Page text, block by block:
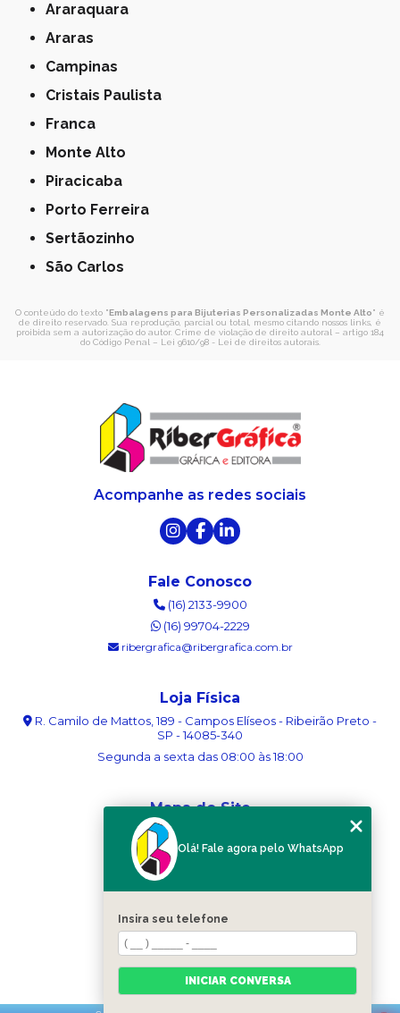
Araraquara
Araras
Campinas
Cristais Paulista
Franca
Monte Alto
Piracicaba
Porto Ferreira
Sertãozinho
São Carlos
O conteúdo do texto "Embalagens para Bijuterias Personalizadas Monte Alto" é
de direito reservado. Sua reprodução, parcial ou total, mesmo citando nossos links, é
proibida sem a autorização do autor. Crime de violação de direito autoral – artigo 184
do Código Penal – Lei 9610/98 - Lei de direitos autorais.
Acompanhe as redes sociais
Fale Conosco
(16) 2133-9900
(16) 99704-2229
ribergrafica@ribergrafica.com.br
Loja Física
R. Camilo de Mattos, 189 - Campos Elíseos - Ribeirão Preto -
SP - 14085-340
Segunda a sexta das 08:00 às 18:00
Mapa do Site
Sobre nós
Blog
Categorias
Mapa do site
Olá! Fale agora pelo WhatsApp
Insira seu telefone
INICIAR CONVERSA